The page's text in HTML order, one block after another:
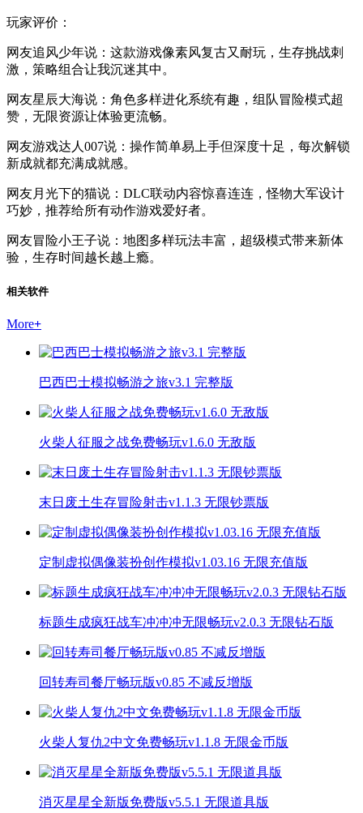
玩家评价：
网友追风少年说：这款游戏像素风复古又耐玩，生存挑战刺
激，策略组合让我沉迷其中。
网友星辰大海说：角色多样进化系统有趣，组队冒险模式超
赞，无限资源让体验更流畅。
网友游戏达人007说：操作简单易上手但深度十足，每次解锁
新成就都充满成就感。
网友月光下的猫说：DLC联动内容惊喜连连，怪物大军设计
巧妙，推荐给所有动作游戏爱好者。
网友冒险小王子说：地图多样玩法丰富，超级模式带来新体
验，生存时间越长越上瘾。
相关软件
More+
巴西巴士模拟畅游之旅v3.1 完整版
火柴人征服之战免费畅玩v1.6.0 无敌版
末日废土生存冒险射击v1.1.3 无限钞票版
定制虚拟偶像装扮创作模拟v1.03.16 无限充值版
标题生成疯狂战车冲冲冲无限畅玩v2.0.3 无限钻石版
回转寿司餐厅畅玩版v0.85 不减反增版
火柴人复仇2中文免费畅玩v1.1.8 无限金币版
消灭星星全新版免费版v5.5.1 无限道具版